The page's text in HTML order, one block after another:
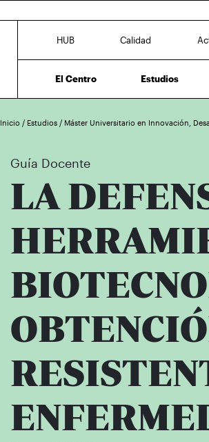
HUB Calidad
El Centro Estudios
Inicio / Estudios / Máster Universitario en Innovación,
Guía Docente
LA